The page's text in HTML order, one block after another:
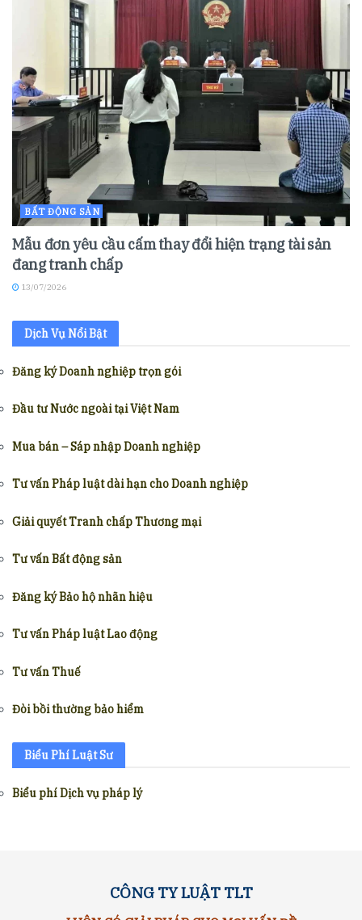
BẤT ĐỘNG SẢN
Mẫu đơn yêu cầu cấm thay đổi hiện trạng tài sản
đang tranh chấp
13/07/2026
Dịch Vụ Nổi Bật
Đăng ký Doanh nghiệp trọn gói
Đầu tư Nước ngoài tại Việt Nam
Mua bán – Sáp nhập Doanh nghiệp
Tư vấn Pháp luật dài hạn cho Doanh nghiệp
Giải quyết Tranh chấp Thương mại
Tư vấn Bất động sản
Đăng ký Bảo hộ nhãn hiệu
Tư vấn Pháp luật Lao động
Tư vấn Thuế
Đòi bồi thường bảo hiểm
Biểu Phí Luật Sư
Biểu phí Dịch vụ pháp lý
CÔNG TY LUẬT TLT